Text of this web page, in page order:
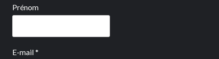
Prénom
E-mail*